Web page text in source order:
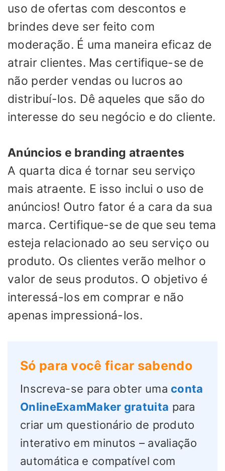
uso de ofertas com descontos e
brindes deve ser feito com
moderação. É uma maneira eficaz de
atrair clientes. Mas certifique-se de
não perder vendas ou lucros ao
distribuí-los. Dê aqueles que são do
interesse do seu negócio e do cliente.
Anúncios e branding atraentes
A quarta dica é tornar seu serviço
mais atraente. E isso inclui o uso de
anúncios! Outro fator é a cara da sua
marca. Certifique-se de que seu tema
esteja relacionado ao seu serviço ou
produto. Os clientes verão melhor o
valor de seus produtos. O objetivo é
interessá-los em comprar e não
apenas impressioná-los.
Só para você ficar sabendo
Inscreva-se para obter uma conta
OnlineExamMaker gratuita para
criar um questionário de produto
interativo em minutos – avaliação
automática e compatível com